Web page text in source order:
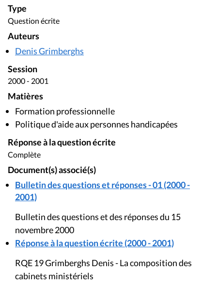
Type
Question écrite
Auteurs
Denis Grimberghs
Session
2000 - 2001
Matières
Formation professionnelle
Politique d'aide aux personnes handicapées
Réponse à la question écrite
Complète
Document(s) associé(s)
Bulletin des questions et réponses - 01 (2000 -
2001)
Bulletin des questions et des réponses du 15
novembre 2000
Réponse à la question écrite (2000 - 2001)
RQE 19 Grimberghs Denis - La composition des
cabinets ministériels